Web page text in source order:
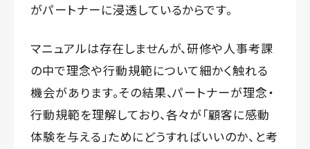
がパートナーに浸透しているからです。
マニュアルは存在しませんが、研修や人事考課
の中で理念や行動規範について細かく触れる
機会があります。その結果、パートナーが理念・
行動規範を理解しており、各々が「顧客に感動
体験を与える」ためにどうすればいいのか、と考